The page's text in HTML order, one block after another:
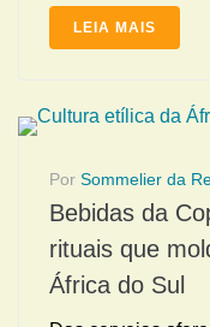
LEIA MAIS
Por Sommelier da
Bebidas da
rituais que
África do Sul